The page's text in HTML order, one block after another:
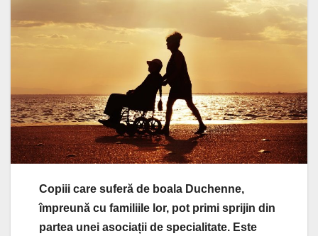
Copiii care suferă de boala Duchenne,
împreună cu familiile lor, pot primi sprijin din
partea unei asociații de specialitate. Este